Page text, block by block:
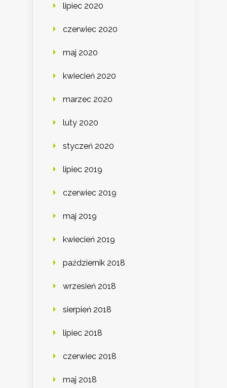
lipiec 2020
czerwiec 2020
maj 2020
kwiecień 2020
marzec 2020
luty 2020
styczeń 2020
lipiec 2019
czerwiec 2019
maj 2019
kwiecień 2019
październik 2018
wrzesień 2018
sierpień 2018
lipiec 2018
czerwiec 2018
maj 2018